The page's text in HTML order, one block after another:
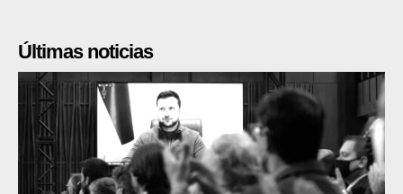
Últimas noticias